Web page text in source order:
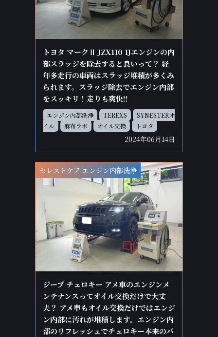
トヨタ マークⅡ JZX110 1Jエンジンの内
部スラッジを除去すると良いって？ 経
年多走行の車両はスラッジ堆積が多くみ
られます。スラッジ除去でエンジン内部
をスッキリ！走りも爽快!!
エンジン内部洗浄 TEREXS
SYNESTERオ
イル
麻布ラボ オイル交換 トヨタ
2024年06月14日
セレストケア エンジン内部洗浄
ジープ チェロキー アメ車のエンジンメ
ンテナンスってオイル交換だけで大丈
夫？ アメ車もオイル交換だけではエンジ
ン内部に汚れが堆積します。エンジン内
部のリフレッシュでチェロキー本来のパ